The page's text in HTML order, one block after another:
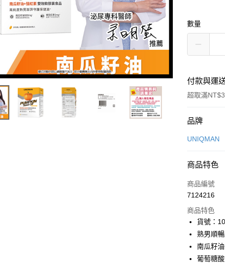
數量
付款與運
超取滿
付款方式
icash Pay
超商取貨付款
LINE Pay
Apple Pay
街口支付
品牌
UNIQMAN
商品特色
商品編號
7124216
商品特色
貨號：
熟男順
南瓜籽
葡萄糖